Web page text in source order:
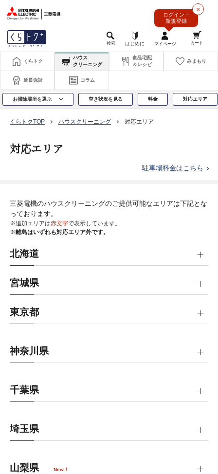
×
ログイン・
新規登録
くらトク
ハウス
クリーニング
食品宅配
＆レシピ
みまもり
延長保証 コラム
お掃除場所を選ぶ 空き状況を見る 料金 対応エリア
くらトクTOP ハウスクリーニング 対応エリア
対応エリア
駐車場料金はこちら
三菱電機のハウスクリーニングのご提供可能なエリアは下記とな
っております。
※追加エリアは赤文字で表示しています。
※離島はいずれも対応エリア外です。
北海道
宮城県
東京都
神奈川県
千葉県
埼玉県
山梨県 New！